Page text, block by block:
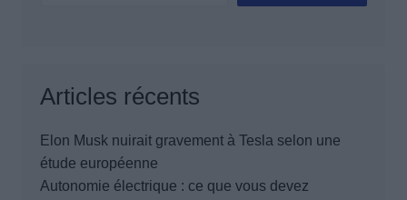
Articles récents
Elon Musk nuirait gravement à Tesla selon une
étude européenne
Autonomie électrique : ce que vous devez